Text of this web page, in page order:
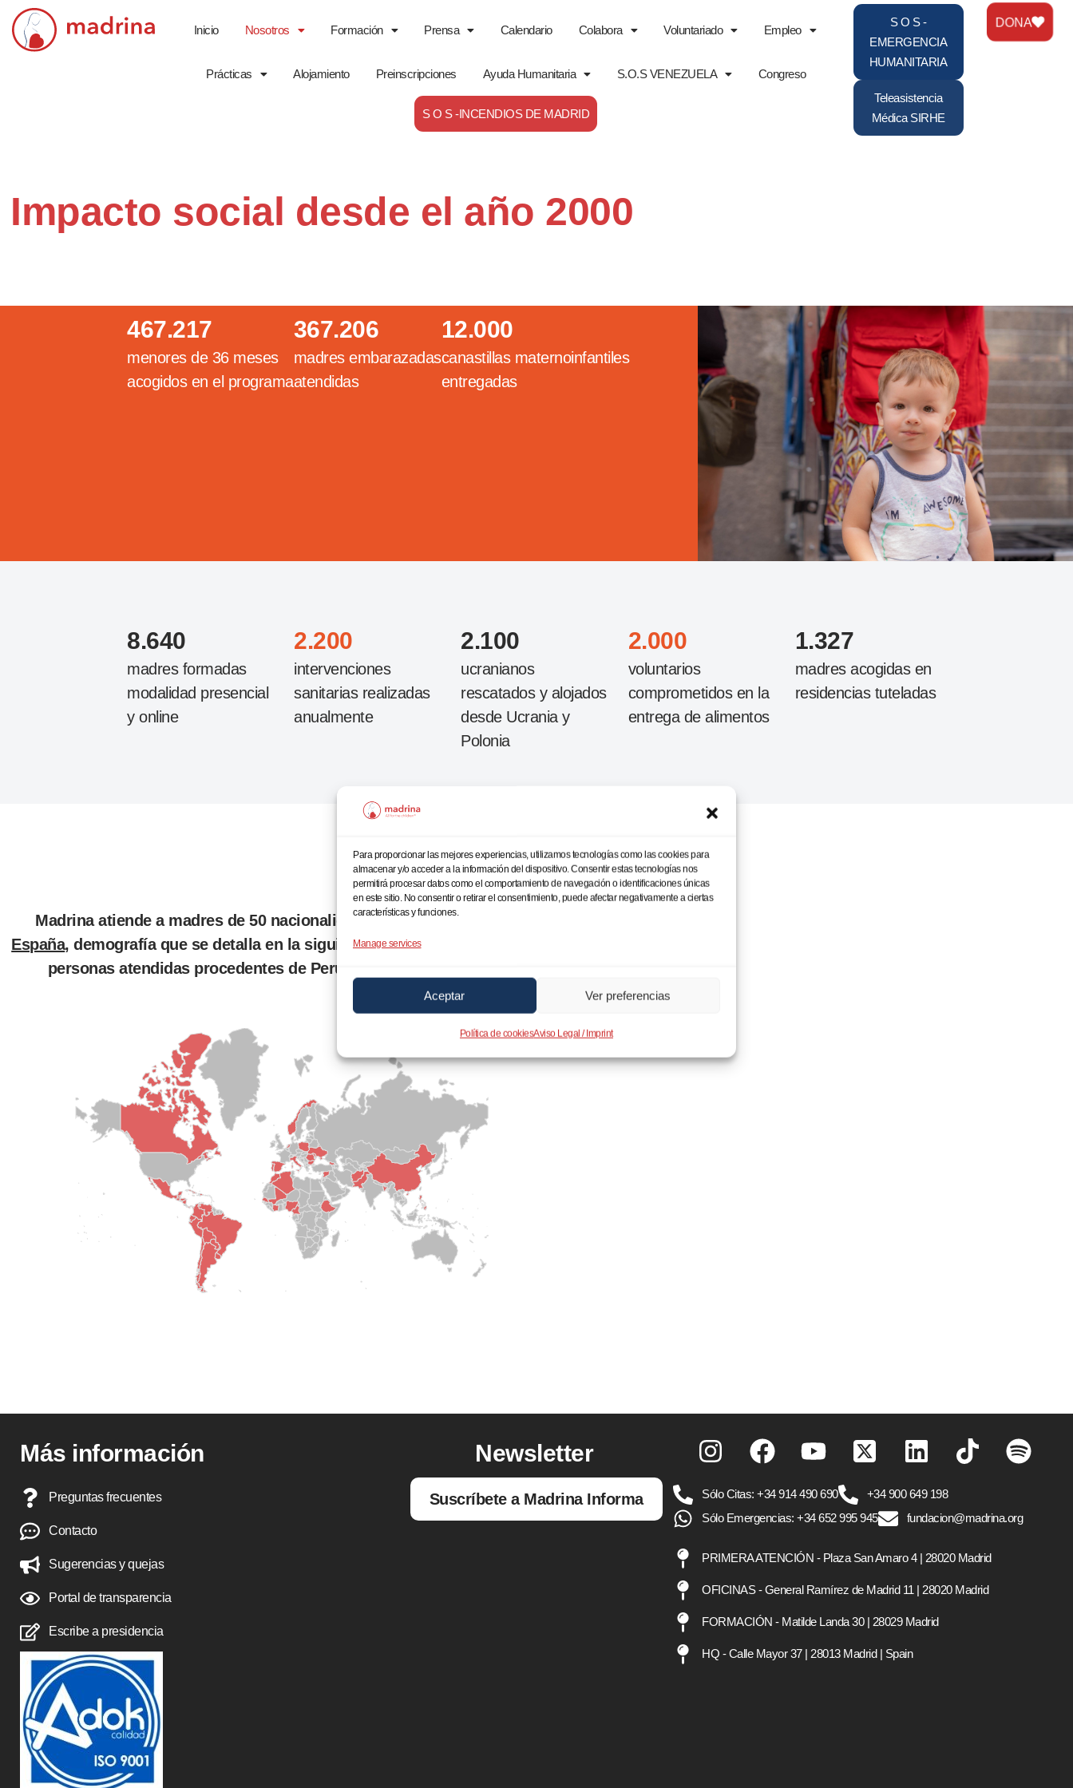
Para proporcionar las mejores experiencias, utilizamos tecnologías como las cookies para
almacenar y/o acceder a la información del dispositivo. Consentir estas tecnologías nos
permitirá procesar datos como el comportamiento de navegación o identificaciones únicas
en este sitio. No consentir o retirar el consentimiento, puede afectar negativamente a ciertas
características y funciones.
Manage services
Aceptar Ver preferencias
Política de cookiesAviso Legal / Imprint
Saltar
Inicio Nosotros Formación Prensa Calendario Colabora Voluntariado Empleo
Prácticas Alojamiento Preinscripciones Ayuda Humanitaria S.O.S VENEZUELA Congreso
S O S -INCENDIOS DE MADRID
S O S -
EMERGENCIA
HUMANITARIA
Teleasistencia
Médica SIRHE
DONA
Impacto social desde el año 2000
menores de 36 meses
acogidos en el programa
467.217
madres embarazadas
atendidas
367.206
canastillas maternoinfantiles
entregadas
12.000
madres formadas
modalidad presencial
y online
8.640
intervenciones
sanitarias realizadas
anualmente
2.200
ucranianos
rescatados y alojados
desde Ucrania y
Polonia
2.100
voluntarios
comprometidos en la
entrega de alimentos
2.000
madres acogidas en
residencias tuteladas
1.327
Madrina atiende a madres de 50 nacionalidades diferentes, todas
España, demografía que se detalla en la siguiente gráfica, siendo el mayor número de
personas atendidas procedentes de Perú, seguidas por España y Colombia.
Más información
Preguntas frecuentes
Contacto
Sugerencias y quejas
Portal de transparencia
Escribe a presidencia
Newsletter
Suscríbete a Madrina Informa Sólo Citas: +34 914 490 690
+34 900 649 198
Sólo Emergencias: +34 652 995 945
fundacion@madrina.org
PRIMERA ATENCIÓN - Plaza San Amaro 4 | 28020 Madrid
OFICINAS - General Ramírez de Madrid 11 | 28020 Madrid
FORMACIÓN - Matilde Landa 30 | 28029 Madrid
HQ - Calle Mayor 37 | 28013 Madrid | Spain